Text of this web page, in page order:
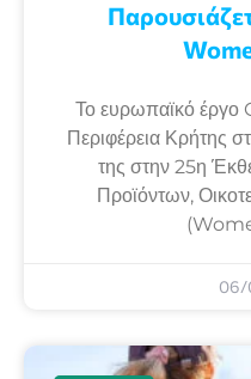
Το ευρωπαϊκό έργο
Περιφέρεια Κρήτης
της στην 25η
Προϊόντων,
06/